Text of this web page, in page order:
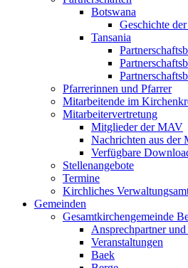
Botswana
Geschichte
Tansania
Pfarrerinnen und Pfarrer
Mitarbeitende im
Mitarbeitervertretung
Mitglieder der MAV
Nachrichten aus der
Verfügbare
Stellenangebote
Termine
Kirchliches
Gemeinden
Gesamtkirchengemeinde
Ansprechpartner und
Veranstaltungen
Baek